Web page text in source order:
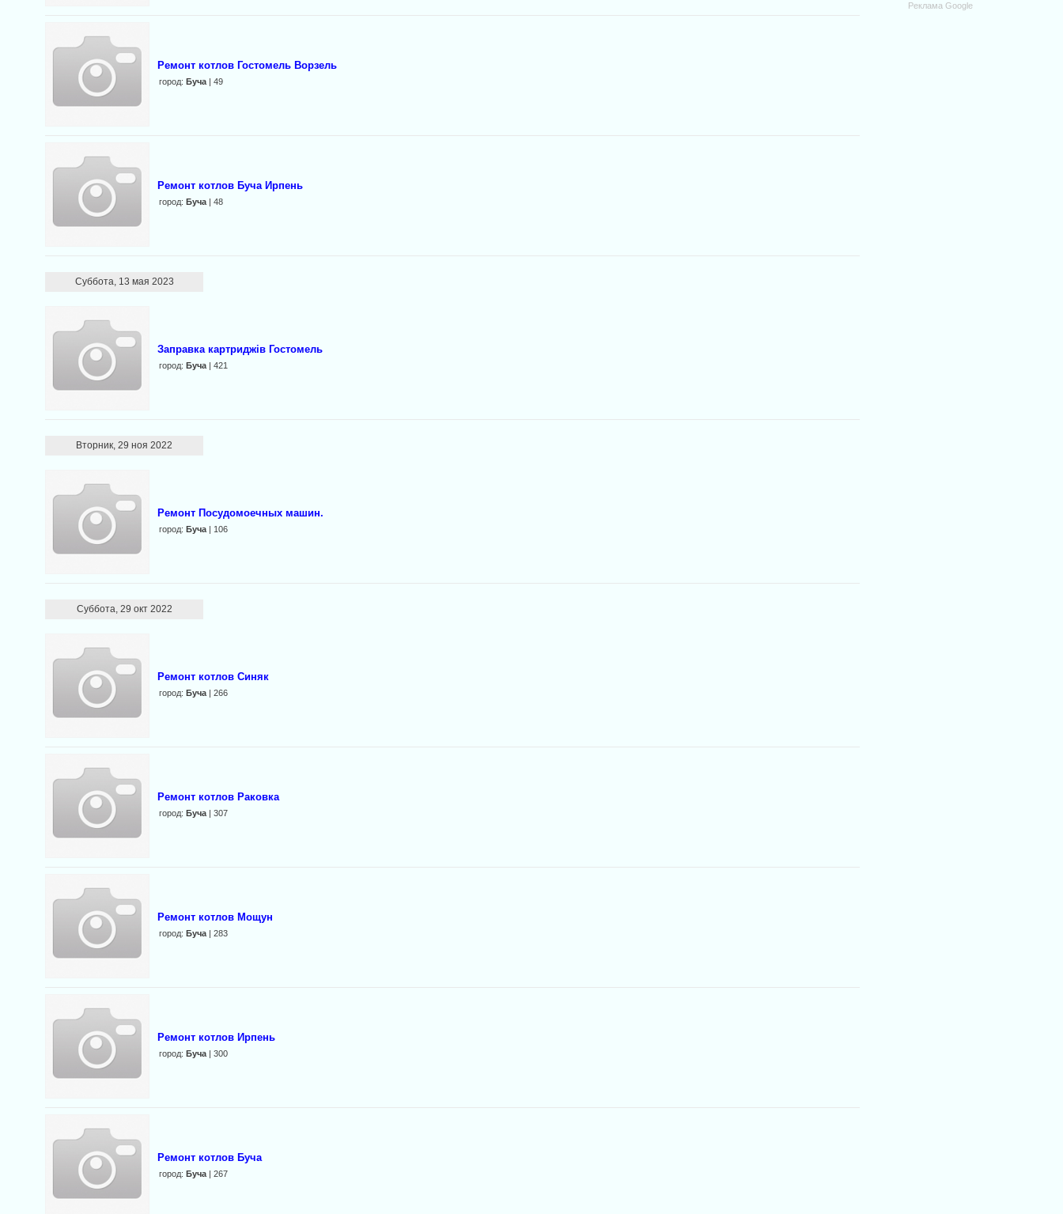
Ремонт котлов Гостомель Ворзель
город:Буча | 49
Ремонт котлов Буча Ирпень
город:Буча | 48
Суббота, 13 мая 2023
Заправка картриджів Гостомель
город:Буча | 421
Вторник, 29 ноя 2022
Ремонт Посудомоечных машин.
город:Буча | 106
Суббота, 29 окт 2022
Ремонт котлов Синяк
город:Буча | 266
Ремонт котлов Раковка
город:Буча | 307
Ремонт котлов Мощун
город:Буча | 283
Ремонт котлов Ирпень
город:Буча | 300
Ремонт котлов Буча
город:Буча | 267
Реклама Google